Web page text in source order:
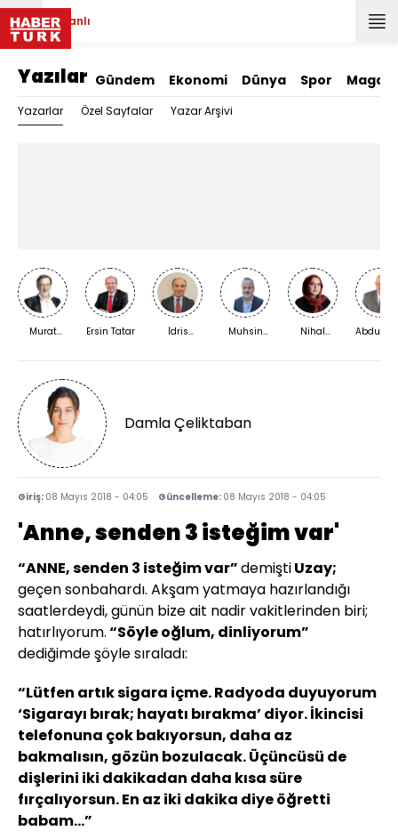
Canlı
Yazılar Gündem Ekonomi Dünya Spor
Yazarlar Özel Sayfalar Yazar Arşivi
Murat
Ersin Tatar
İdris
Muhsin
Nihal
Damla Çeliktaban
Giriş: 08 Mayıs 2018 - 04:05 Güncelleme: 08 Mayıs 2018 - 04:05
'Anne, senden 3 isteğim var'
“ANNE, senden 3 isteğim var”demiştiUzay;
geçen sonbahardı. Akşam yatmaya hazırlandığı
saatlerdeydi, günün bize ait nadir vakitlerinden biri;
hatırlıyorum.“Söyle oğlum, dinliyorum”
dediğimde şöyle sıraladı:
“Lütfen artık sigara içme. Radyoda duyuyorum
‘Sigarayı bırak; hayatı bırakma’ diyor. İkincisi
telefonuna çok bakıyorsun, daha az
bakmalısın, gözün bozulacak. Üçüncüsü de
dişlerini iki dakikadan daha kısa süre
fırçalıyorsun. En az iki dakika diye öğretti
babam...”